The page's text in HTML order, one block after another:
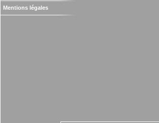
Mentions légales